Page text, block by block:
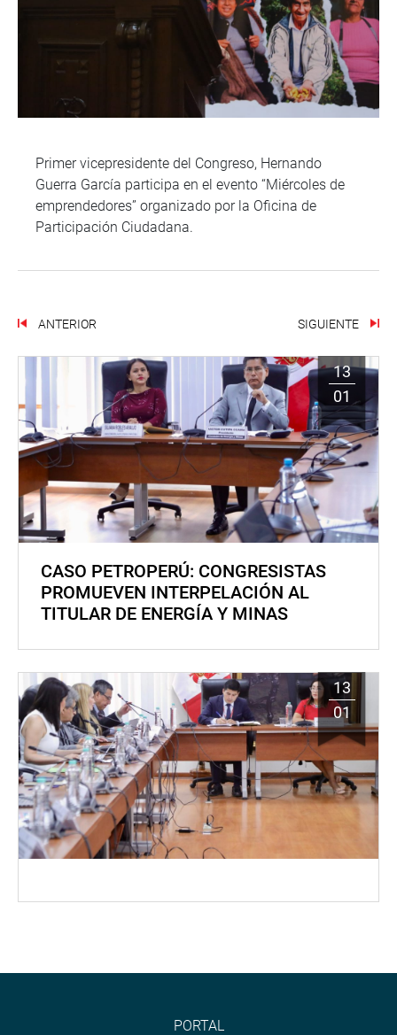
Primer vicepresidente del Congreso, Hernando
Guerra García participa en el evento “Miércoles de
emprendedores” organizado por la Oficina de
Participación Ciudadana.
ANTERIOR SIGUIENTE
13
01
CASO PETROPERÚ: CONGRESISTAS
PROMUEVEN INTERPELACIÓN AL
TITULAR DE ENERGÍA Y MINAS
13
01
PORTAL